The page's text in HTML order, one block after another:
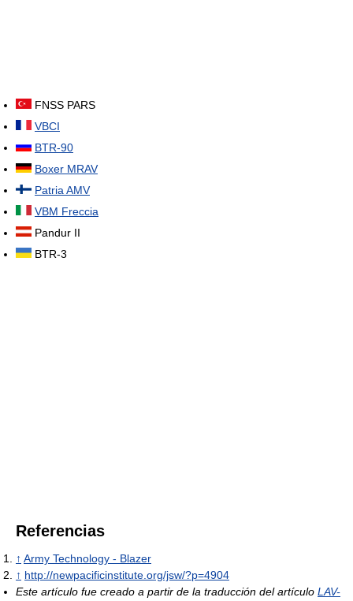
FNSS PARS
VBCI
BTR-90
Boxer MRAV
Patria AMV
VBM Freccia
Pandur II
BTR-3
Referencias
↑ Army Technology - Blazer
↑ http://newpacificinstitute.org/jsw/?p=4904
Este artículo fue creado a partir de la traducción del artículo LAV-